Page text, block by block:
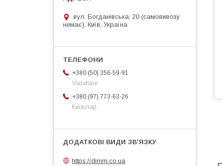
вул. Богданівська, 20 (самовивозу
немає), Київ, Україна
+380 (50) 356-59-91
Vodafone
+380 (97) 773-63-26
Київстар
https://dimm.co.ua